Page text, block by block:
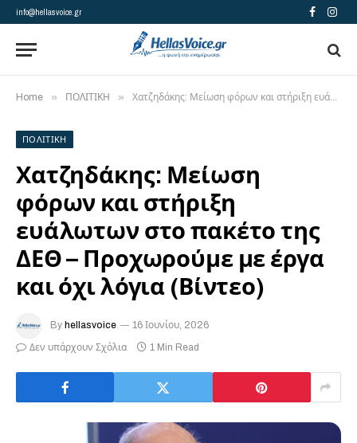
info@hellasvoice.gr Facebook
Home » ΠΟΛΙΤΙΚΗ » Χατζηδάκης: Μείωση φόρων και στήριξη ευάλωτων στο πακέτο της ΔΕΘ – Προχωρούμε με έργα και όχι λόγια (Βίντεο)
ΠΟΛΙΤΙΚΗ
Χατζηδάκης: Μείωση
φόρων και στήριξη
ευάλωτων στο πακέτο της
ΔΕΘ – Προχωρούμε με έργα
και όχι λόγια (Βίντεο)
By hellasvoice
16 Ιουνίου, 2026
Δεν υπάρχουν Σχόλια
1 Min Read